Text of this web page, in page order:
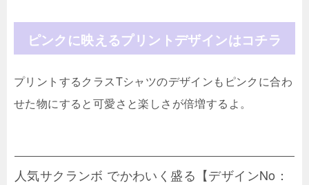
ピンクに映えるプリントデザインはコチラ
プリントするクラスTシャツのデザインもピンクに合わ
せた物にすると可愛さと楽しさが倍増するよ。
人気サクランボ でかわいく盛る【デザインNo：